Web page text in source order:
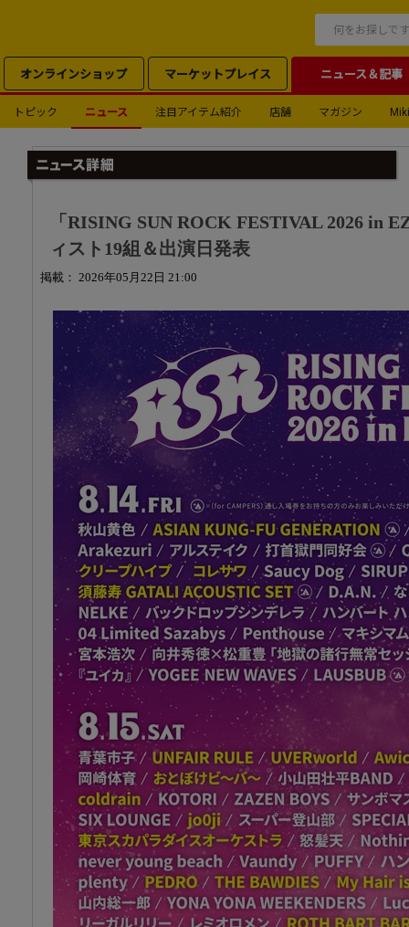
オンラインショップ マーケットプレイス ニュース＆記事
トピック ニュース 注目アイテム紹介 店舗 マガジン
「RISING SUN ROCK FESTIVAL 2026 in
ィスト19組＆出演日発表
掲載： 2026年05月22日 21:00